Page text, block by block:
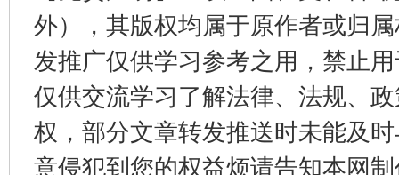
外），其版权均属于原作者或归
发推广仅供学习参考之用，禁止
仅供交流学习了解法律、法规、
权，部分文章转发推送时未能及
意侵犯到您的权益烦请告知本网
东山县通报“牛蛙产品抗生素超标问题” 法